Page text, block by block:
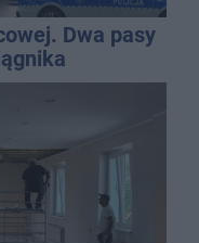
Dwa pasy